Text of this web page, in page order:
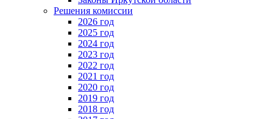
Решения комиссии
2026 год
2025 год
2024 год
2023 год
2022 год
2021 год
2020 год
2019 год
2018 год